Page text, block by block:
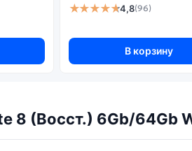
★★★★★4,8(96)
В корзину
8 (Восст.) 6Gb/64Gb